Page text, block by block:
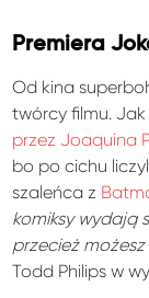
Premiera
Od kina
twórcy filmu. Jak
przez Joaquina
bo po cichu
szaleńca z
komiksy wydają
przecież
Todd Philips w